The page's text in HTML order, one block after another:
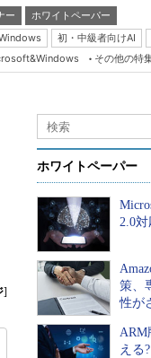
ー
ホワイトペーパー
初・中級者向けAI
& Storage
Expert
OSS
of IP Network
& Trust
Tools
その他の特
]
ホワイトペーパー
2.0
策、
性が
ARM
える